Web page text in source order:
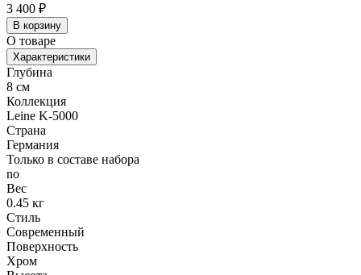
3 400 ₽
В корзину
О товаре
Характеристики
Глубина
8 см
Коллекция
Leine K-5000
Страна
Германия
Только в составе набора
no
Вес
0.45 кг
Стиль
Современный
Поверхность
Хром